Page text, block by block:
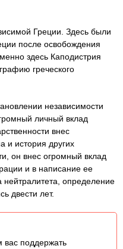
Греции. Здесь были
после освобождения
здесь Каподистрия
греческого
независимости
личный вклад
внес
и история других
он внес огромный вклад
и в написание ее
нейтралитета, определение
двести лет.
вас поддержать